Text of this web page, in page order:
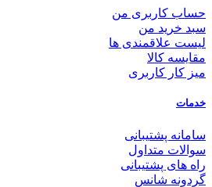
حساب کاربری من
سبد خرید من
لیست علاقمندی ها
مقایسه کالا
میز کار کاربری
خدمات
سامانه پشتیبانی
سوالات متداول
راه های پشتیبانی
گردونه شانس